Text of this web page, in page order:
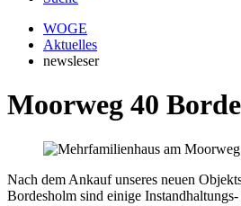
WOGE
Aktuelles
newsleser
Moorweg 40
Nach dem Ankauf unseres neuen
Bordesholm sind einige Instandhaltungs-